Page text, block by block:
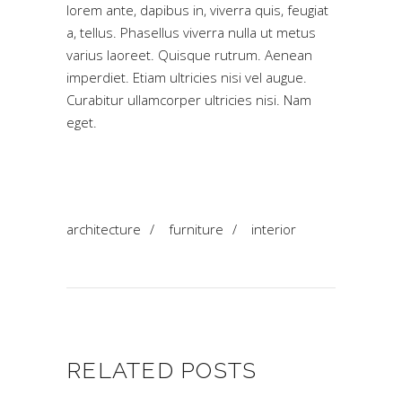
lorem ante, dapibus in, viverra quis, feugiat
a, tellus. Phasellus viverra nulla ut metus
varius laoreet. Quisque rutrum. Aenean
imperdiet. Etiam ultricies nisi vel augue.
Curabitur ullamcorper ultricies nisi. Nam
eget.
architecture / furniture / interior
RELATED POSTS